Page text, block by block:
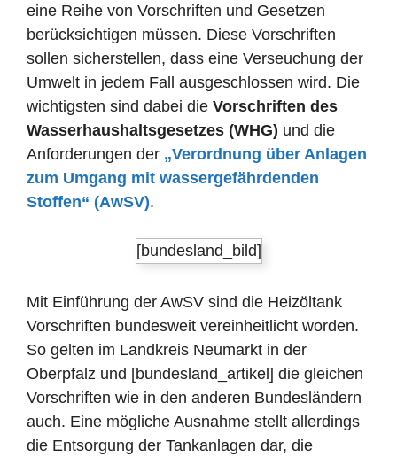
eine Reihe von Vorschriften und Gesetzen
berücksichtigen müssen. Diese Vorschriften
sollen sicherstellen, dass eine Verseuchung der
Umwelt in jedem Fall ausgeschlossen wird. Die
wichtigsten sind dabei die Vorschriften des
Wasserhaushaltsgesetzes (WHG) und die
Anforderungen der „Verordnung über Anlagen
zum Umgang mit wassergefährdenden
Stoffen“ (AwSV).
[bundesland_bild]
Mit Einführung der AwSV sind die Heizöltank
Vorschriften bundesweit vereinheitlicht worden.
So gelten im Landkreis Neumarkt in der
Oberpfalz und [bundesland_artikel] die gleichen
Vorschriften wie in den anderen Bundesländern
auch. Eine mögliche Ausnahme stellt allerdings
die Entsorgung der Tankanlagen dar, die